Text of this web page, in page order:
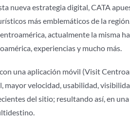
nueva estrategia digital, CATA
más emblemáticos de la
actualmente la misma
experiencias y mucho más.
una aplicación móvil (Visit
mayor velocidad, usabilidad,
del sitio; resultando así, en